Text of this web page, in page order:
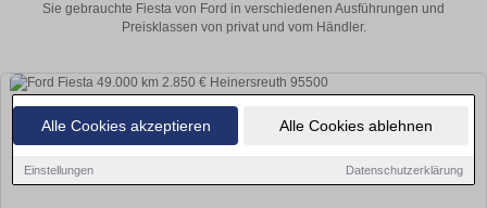
Alle Cookies akzeptieren Alle Cookies ablehnen
Einstellungen Datenschutzerklärung
Sie gebrauchte Fiesta von Ford in verschiedenen Ausführungen und
Preisklassen von privat und vom Händler.